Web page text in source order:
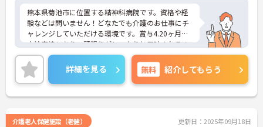
熊本県菊池市に位置する精神科病院です。資格や経
験などは問いません！どなたでも介護のお仕事にチ
ャレンジしていただける環境です。賞与4.20ヶ月分
支給実績もあり、頑張りがしっかりと反映されるの
もおすすめしたいポイントのひとつです。ご興味を
お持ちの方はお気軽にお問い合わせください。
詳細を見る 無料 紹介してもらう
介護老人保健施設（老健） 更新日：2025年09月18日